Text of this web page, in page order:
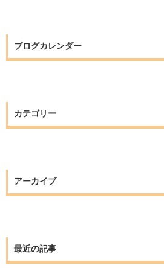
ブログカレンダー
カテゴリー
アーカイブ
最近の記事